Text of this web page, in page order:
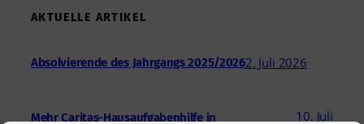
AKTUELLE ARTIKEL
Absolvierende des Jahrgangs 2025/20262. Juli 2026
Mehr Caritas-Hausaufgabenhilfe in 10. Juli